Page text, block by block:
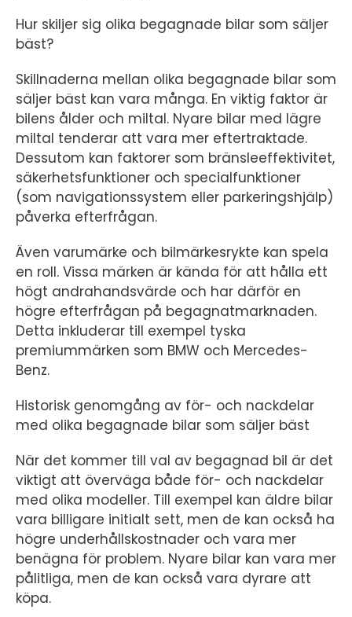
Hur skiljer sig olika begagnade bilar som säljer
bäst?
Skillnaderna mellan olika begagnade bilar som
säljer bäst kan vara många. En viktig faktor är
bilens ålder och miltal. Nyare bilar med lägre
miltal tenderar att vara mer eftertraktade.
Dessutom kan faktorer som bränsleeffektivitet,
säkerhetsfunktioner och specialfunktioner
(som navigationssystem eller parkeringshjälp)
påverka efterfrågan.
Även varumärke och bilmärkesrykte kan spela
en roll. Vissa märken är kända för att hålla ett
högt andrahandsvärde och har därför en
högre efterfrågan på begagnatmarknaden.
Detta inkluderar till exempel tyska
premiummärken som BMW och Mercedes-
Benz.
Historisk genomgång av för- och nackdelar
med olika begagnade bilar som säljer bäst
När det kommer till val av begagnad bil är det
viktigt att överväga både för- och nackdelar
med olika modeller. Till exempel kan äldre bilar
vara billigare initialt sett, men de kan också ha
högre underhållskostnader och vara mer
benägna för problem. Nyare bilar kan vara mer
pålitliga, men de kan också vara dyrare att
köpa.